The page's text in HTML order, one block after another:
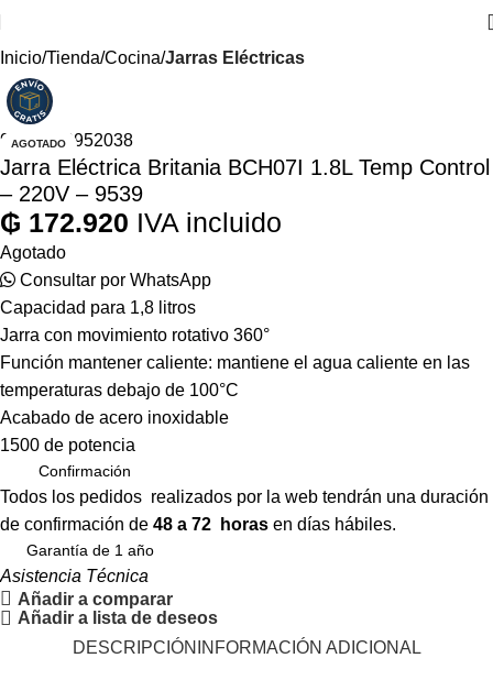
Inicio Tienda Cocina Jarras Eléctricas
AGOTADO
9539 - 63952038
Jarra Eléctrica Britania BCH07I 1.8L Temp Control
– 220V – 9539
₲ 172.920 IVA incluido
Agotado
Consultar por WhatsApp
Capacidad para 1,8 litros
Jarra con movimiento rotativo 360°
Función mantener caliente: mantiene el agua caliente en las
temperaturas debajo de 100°C
Acabado de acero inoxidable
1500 de potencia
Confirmación
Todos los pedidos realizados por la web tendrán una duración
de confirmación de 48 a 72 horas en días hábiles.
Garantía de 1 año
Asistencia Técnica
Añadir a comparar
Añadir a lista de deseos
DESCRIPCIÓN INFORMACIÓN ADICIONAL